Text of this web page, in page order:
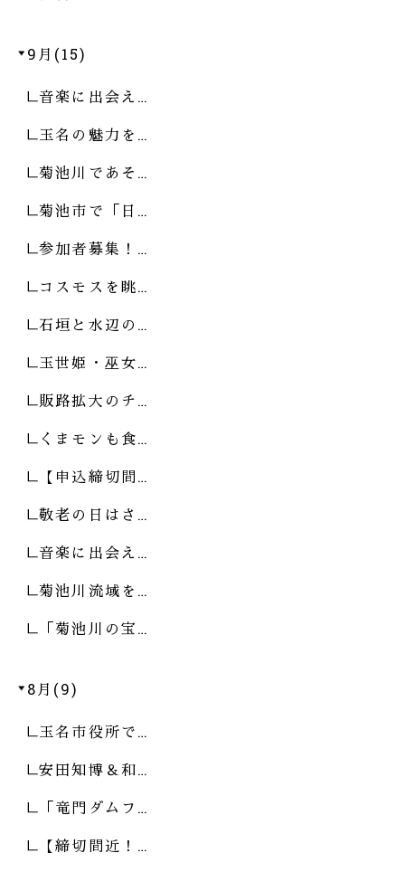
9月(15)
音楽に出会え…
玉名の魅力を…
菊池川であそ…
菊池市で「日…
参加者募集！…
コスモスを眺…
石垣と水辺の…
玉世姫・巫女…
販路拡大のチ…
くまモンも食…
【申込締切間…
敬老の日はさ…
音楽に出会え…
菊池川流域を…
「菊池川の宝…
8月(9)
玉名市役所で…
安田知博＆和…
「竜門ダムフ…
【締切間近！…